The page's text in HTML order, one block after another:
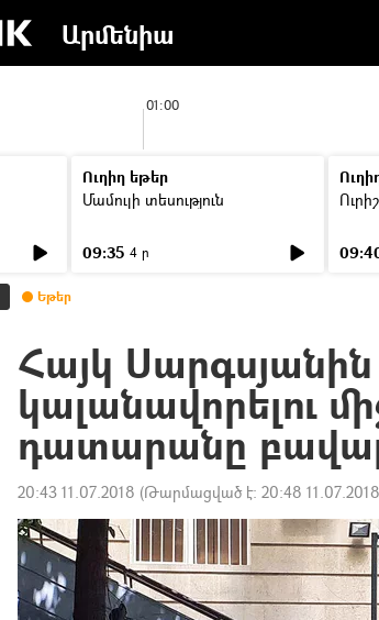
Արմենիա
01:00
Ուղիղ եթեր
Մամուլի տեսություն
09:35 4 ր
Եթեր
Հայկ Սարգսյանին
կալանավորելու
դատարանը
20:43 11.07.2018 (Թարմացված է: 20:48 11.07.2018